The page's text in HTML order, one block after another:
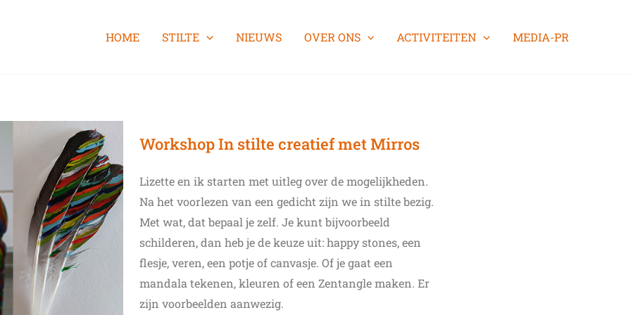
HOME STILTE NIEUWS OVER ONS ACTIVITEITEN MEDIA-PR
Workshop In stilte creatief met Mirros
Lizette en ik starten met uitleg over de mogelijkheden.
Na het voorlezen van een gedicht zijn we in stilte bezig.
Met wat, dat bepaal je zelf. Je kunt bijvoorbeeld
schilderen, dan heb je de keuze uit: happy stones, een
flesje, veren, een potje of canvasje. Of je gaat een
mandala tekenen, kleuren of een Zentangle maken. Er
zijn voorbeelden aanwezig.